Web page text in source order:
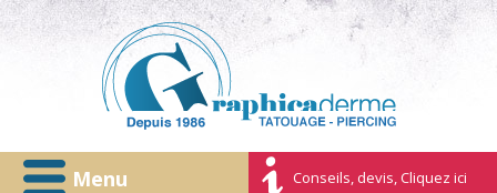
Menu Conseils, devis, Cliquez ici